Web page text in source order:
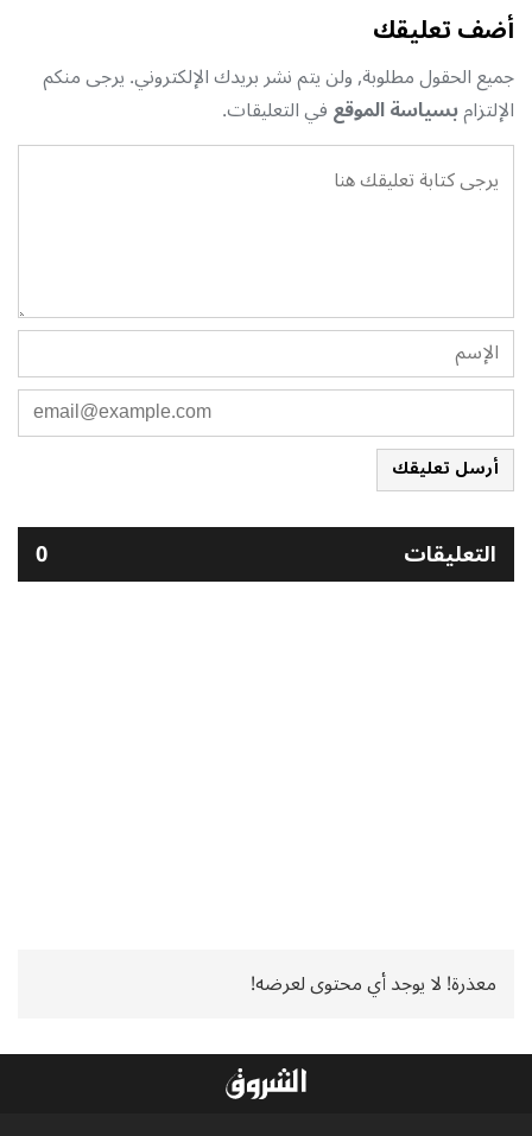
أضف تعليقك
جميع الحقول مطلوبة, ولن يتم نشر بريدك الإلكتروني. يرجى منكم
الإلتزامبسياسة الموقعفي التعليقات.
أرسل تعليقك
التعليقات 0
معذرة! لا يوجد أي محتوى لعرضه!